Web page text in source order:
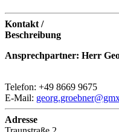
Kontakt /
Beschreibung
Ansprechpartner: Herr
Telefon: +49 8669 9675
E-Mail:
Adresse